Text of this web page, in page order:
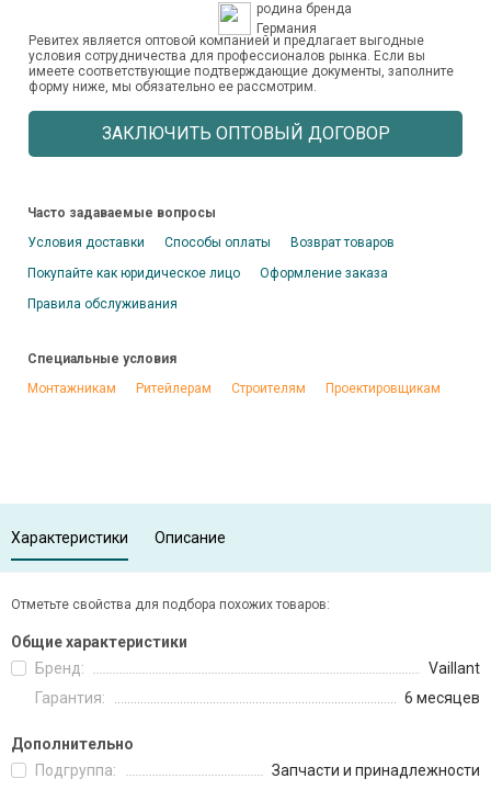
родина бренда
Германия
Ревитех является оптовой компанией и предлагает выгодные
условия сотрудничества для профессионалов рынка. Если вы
имеете соответствующие подтверждающие документы, заполните
форму ниже, мы обязательно ее рассмотрим.
ЗАКЛЮЧИТЬ ОПТОВЫЙ ДОГОВОР
Часто задаваемые вопросы
Условия доставки
Способы оплаты
Возврат товаров
Покупайте как юридическое лицо
Оформление заказа
Правила обслуживания
Специальные условия
Монтажникам
Ритейлерам Строителям Проектировщикам
Характеристики Описание
Отметьте свойства для подбора похожих товаров:
Общие характеристики
Бренд:
Vaillant
Гарантия:
6 месяцев
Дополнительно
Подгруппа:
Запчасти и принадлежности